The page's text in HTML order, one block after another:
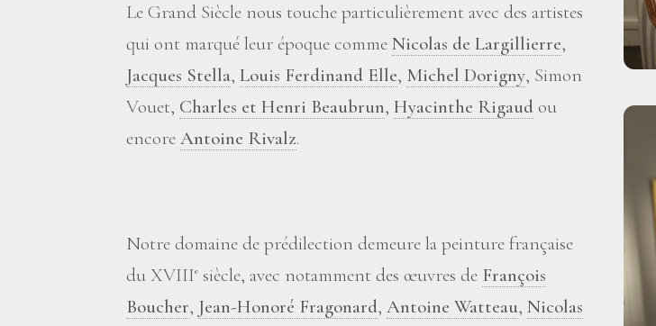
Le Grand Siècle nous touche particulièrement avec des artistes
qui ont marqué leur époque comme Nicolas de Largillierre,
Jacques Stella, Louis Ferdinand Elle, Michel Dorigny, Simon
Vouet, Charles et Henri Beaubrun, Hyacinthe Rigaud ou
encore Antoine Rivalz.
Notre domaine de prédilection demeure la peinture française
du XVIIIe siècle, avec notamment des œuvres de François
Boucher, Jean-Honoré Fragonard, Antoine Watteau, Nicolas